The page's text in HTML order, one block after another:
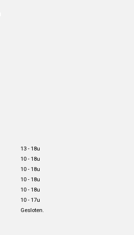
13 - 18u
10 - 18u
10 - 18u
10 - 18u
10 - 18u
10 - 17u
Gesloten.